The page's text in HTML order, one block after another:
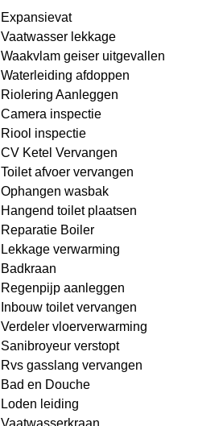
Expansievat
Vaatwasser lekkage
Waakvlam geiser uitgevallen
Waterleiding afdoppen
Riolering Aanleggen
Camera inspectie
Riool inspectie
CV Ketel Vervangen
Toilet afvoer vervangen
Ophangen wasbak
Hangend toilet plaatsen
Reparatie Boiler
Lekkage verwarming
Badkraan
Regenpijp aanleggen
Inbouw toilet vervangen
Verdeler vloerverwarming
Sanibroyeur verstopt
Rvs gasslang vervangen
Bad en Douche
Loden leiding
Vaatwasserkraan